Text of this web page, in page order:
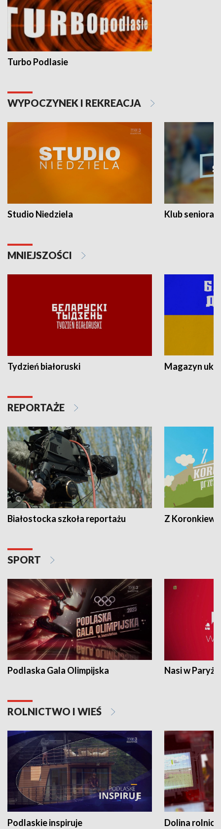
Turbo Podlasie
WYPOCZYNEK I REKREACJA
Studio Niedziela Klub seniora
MNIEJSZOŚCI
Tydzień białoruski Magazyn
REPORTAŻE
Białostocka szkoła reportażu Z
SPORT
Podlaska Gala Olimpijska Nasi w Paryżu
ROLNICTWO I WIEŚ
Podlaskie inspiruje Dolina